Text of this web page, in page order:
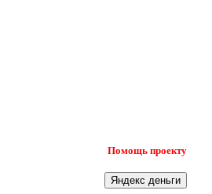
Помощь проекту